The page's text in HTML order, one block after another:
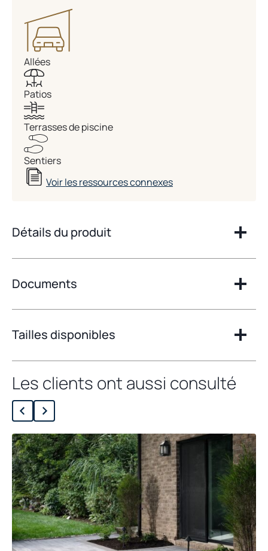
Allées
Patios
Terrasses de piscine
Sentiers
Voir les ressources connexes
Détails du produit
Documents
Tailles disponibles
Les clients ont aussi consulté